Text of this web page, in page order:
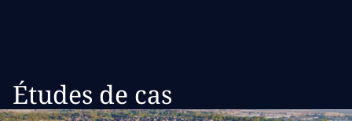
Études de cas